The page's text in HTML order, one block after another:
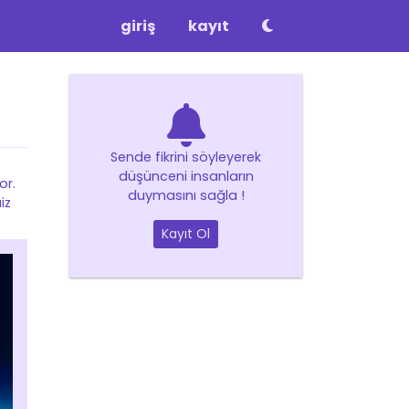
giriş kayıt
Sende fikrini söyleyerek
düşünceni insanların
duymasını sağla !
Kayıt Ol